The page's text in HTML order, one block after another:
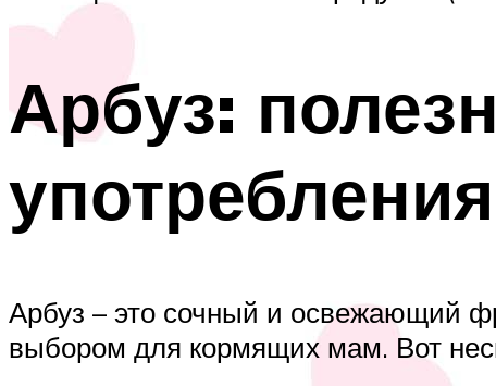
Арбуз:
употребления
Арбуз – это сочный и освежающий
выбором для кормящих мам. Вот